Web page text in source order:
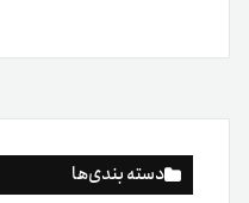
دسته بندی‌ها